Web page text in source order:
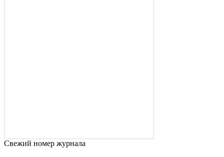
Свежий номер журнала